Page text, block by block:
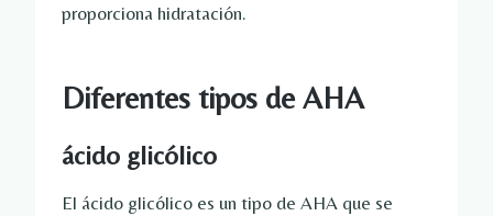
proporciona hidratación.
Diferentes tipos de AHA
ácido glicólico
El ácido glicólico es un tipo de AHA que se